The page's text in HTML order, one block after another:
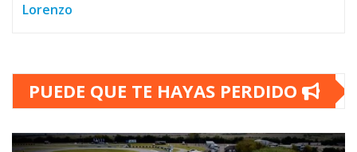
Lorenzo
PUEDE QUE TE HAYAS PERDIDO